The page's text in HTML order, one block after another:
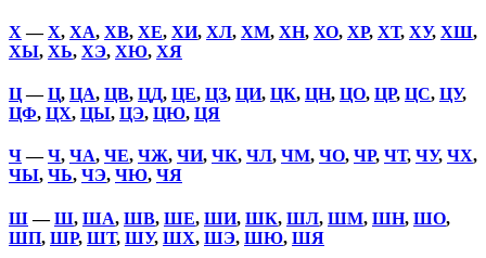
Х —Х, ХА, ХВ, ХЕ, ХИ, ХЛ, ХМ, ХН, ХО, ХР, ХТ, ХУ, ХШ,
ХЫ, ХЬ, ХЭ, ХЮ, ХЯ
Ц—Ц, ЦА, ЦВ, ЦД, ЦЕ, ЦЗ, ЦИ, ЦК, ЦН, ЦО, ЦР, ЦС, ЦУ,
ЦФ, ЦХ, ЦЫ, ЦЭ, ЦЮ, ЦЯ
Ч—Ч, ЧА, ЧЕ, ЧЖ, ЧИ, ЧК, ЧЛ, ЧМ, ЧО, ЧР, ЧТ, ЧУ, ЧХ,
ЧЫ, ЧЬ, ЧЭ, ЧЮ, ЧЯ
Ш—Ш, ША, ШВ, ШЕ, ШИ, ШК, ШЛ, ШМ, ШН, ШО,
ШП, ШР, ШТ, ШУ, ШХ, ШЭ, ШЮ, ШЯ